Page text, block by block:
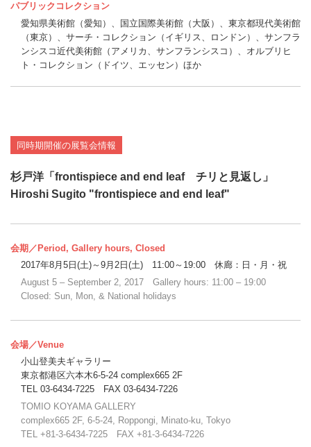
パブリックコレクション
愛知県美術館（愛知）、国立国際美術館（大阪）、東京都現代美術館
（東京）、サーチ・コレクション（イギリス、ロンドン）、サンフラ
ンシスコ近代美術館（アメリカ、サンフランシスコ）、オルブリヒ
ト・コレクション（ドイツ、エッセン）ほか
同時期開催の展覧会情報
杉戸洋「frontispiece and end leaf チリと見返し」
Hiroshi Sugito "frontispiece and end leaf"
会期／Period, Gallery hours, Closed
2017年8月5日(土)～9月2日(土) 11:00～19:00 休廊：日・月・祝
August 5 – September 2, 2017 Gallery hours: 11:00 – 19:00
Closed: Sun, Mon, & National holidays
会場／Venue
小山登美夫ギャラリー
東京都港区六本木6-5-24 complex665 2F
TEL 03-6434-7225 FAX 03-6434-7226
TOMIO KOYAMA GALLERY
complex665 2F, 6-5-24, Roppongi, Minato-ku, Tokyo
TEL +81-3-6434-7225 FAX +81-3-6434-7226